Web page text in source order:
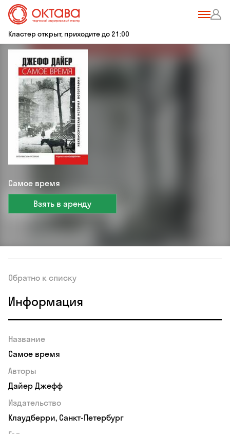
Кластер открыт, приходите до 21:00
Самое время
Взять в аренду
Обратно к списку
Информация
Название
Самое время
Авторы
Дайер Джефф
Издательство
Клаудберри, Санкт-Петербург